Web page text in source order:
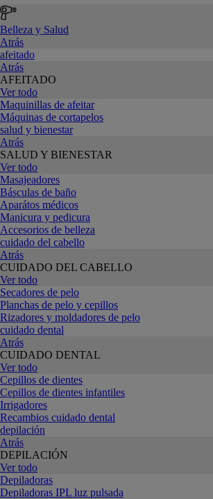
Belleza y Salud
Atrás
afeitado
Atrás
AFEITADO
Ver todo
Maquinillas de afeitar
Máquinas de cortapelos
salud y bienestar
Atrás
SALUD Y BIENESTAR
Ver todo
Masajeadores
Básculas de baño
Aparátos médicos
Manicura y pedicura
Accesorios de belleza
cuidado del cabello
Atrás
CUIDADO DEL CABELLO
Ver todo
Secadores de pelo
Planchas de pelo y cepillos
Rizadores y moldadores de pelo
cuidado dental
Atrás
CUIDADO DENTAL
Ver todo
Cepillos de dientes
Cepillos de dientes infantiles
Irrigadores
Recambios cuidado dental
depilación
Atrás
DEPILACIÓN
Ver todo
Depiladoras
Depiladoras IPL luz pulsada